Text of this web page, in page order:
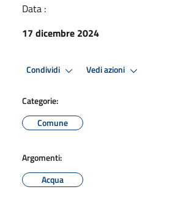
Data :
17 dicembre 2024
Condividi Vedi azioni
Categorie:
Comune
Argomenti:
Acqua